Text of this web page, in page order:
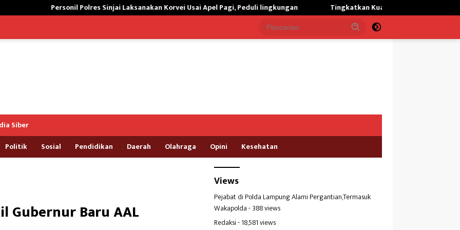
Polres Sinjai Laksanakan Korvei Usai Apel Pagi, Peduli lingkungan Tingkatkan Kualitas Kesehatan Masyarakat,Kilang Balongan
Siber
Politik Sosial Pendidikan Daerah Olahraga Opini Kesehatan
Gubernur Baru AAL
Views
Pejabat di Polda Lampung Alami Pergantian,Termasuk
Wakapolda- 388 views
Redaksi- 18,581 views